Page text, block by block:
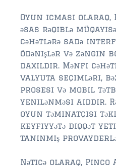
Oyun icması
əsas rəqiblə
cəhətlərə sadə
ödənişlər və zəngin
daxildir. Mənfi
valyuta seçimləri,
prosesi və mobil
yenilənməsi aiddir.
oyun təminatçısı
keyfiyyətə diqqət
tanınmış
Nəticə olaraq, Pinco